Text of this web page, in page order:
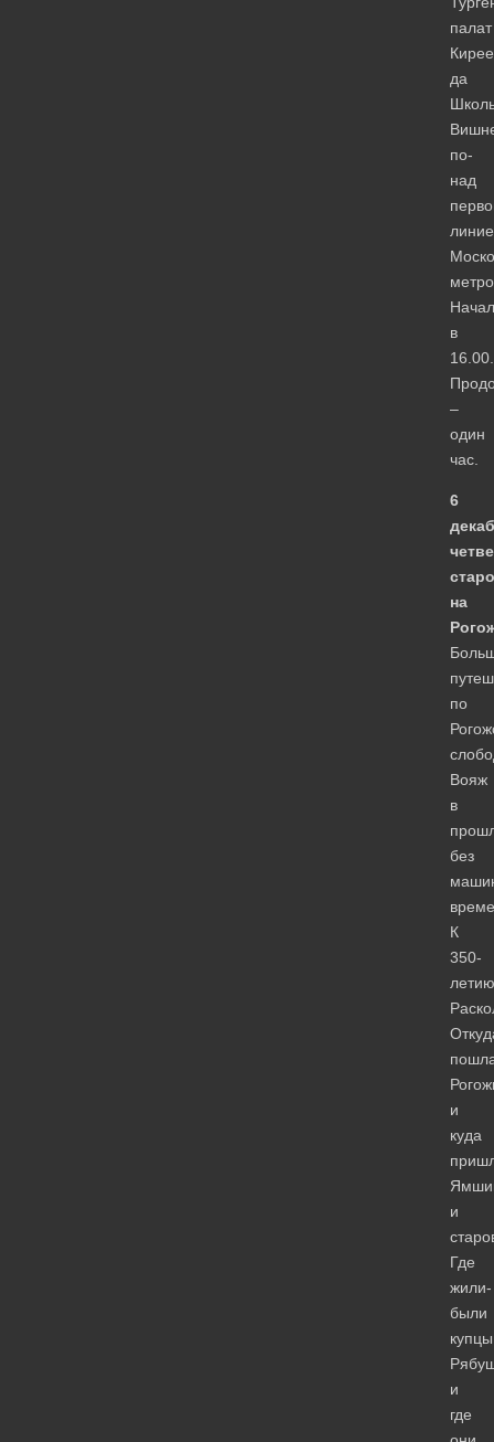
палат
да
по-
над
в
16.00.
–
один
час.
6
на
по
Вояж
в
без
К
350-
летию
и
куда
и
Где
жили-
были
купцы
и
где